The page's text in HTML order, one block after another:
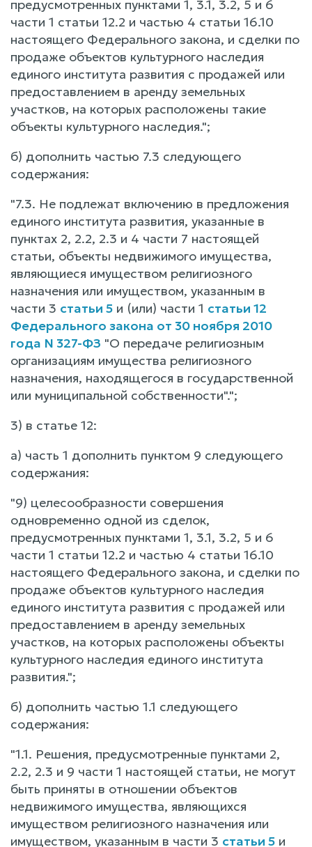
предусмотренных пунктами 1, 3.1, 3.2, 5 и 6
части 1 статьи 12.2 и частью 4 статьи 16.10
настоящего Федерального закона, и сделки по
продаже объектов культурного наследия
единого института развития с продажей или
предоставлением в аренду земельных
участков, на которых расположены такие
объекты культурного наследия.";
б) дополнить частью 7.3 следующего
содержания:
"7.3. Не подлежат включению в предложения
единого института развития, указанные в
пунктах 2, 2.2, 2.3 и 4 части 7 настоящей
статьи, объекты недвижимого имущества,
являющиеся имуществом религиозного
назначения или имуществом, указанным в
части 3 статьи 5 и (или) части 1 статьи 12
Федерального закона от 30 ноября 2010
года N 327-ФЗ "О передаче религиозным
организациям имущества религиозного
назначения, находящегося в государственной
или муниципальной собственности".";
3) в статье 12:
а) часть 1 дополнить пунктом 9 следующего
содержания:
"9) целесообразности совершения
одновременно одной из сделок,
предусмотренных пунктами 1, 3.1, 3.2, 5 и 6
части 1 статьи 12.2 и частью 4 статьи 16.10
настоящего Федерального закона, и сделки по
продаже объектов культурного наследия
единого института развития с продажей или
предоставлением в аренду земельных
участков, на которых расположены объекты
культурного наследия единого института
развития.";
б) дополнить частью 1.1 следующего
содержания:
"1.1. Решения, предусмотренные пунктами 2,
2.2, 2.3 и 9 части 1 настоящей статьи, не могут
быть приняты в отношении объектов
недвижимого имущества, являющихся
имуществом религиозного назначения или
имуществом, указанным в части 3 статьи 5 и